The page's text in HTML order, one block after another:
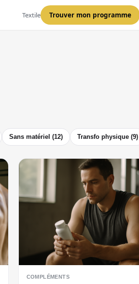
Textile Trouver mon programme
Sans matériel (12) Transfo physique (9)
COMPLÉMENTS